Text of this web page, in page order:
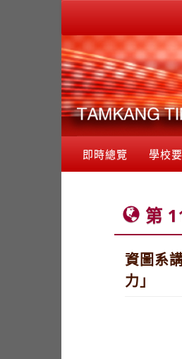
即時總覽 學校
第
資圖系
力」